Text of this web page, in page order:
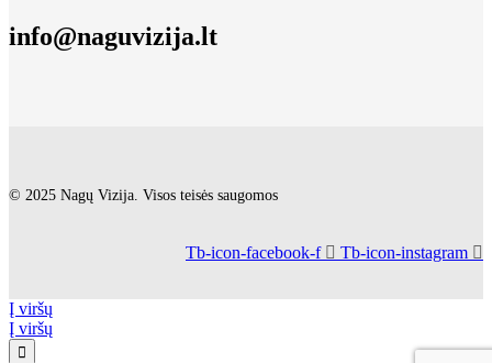
info@naguvizija.lt
© 2025 Nagų Vizija. Visos teisės saugomos
Tb-icon-facebook-f Tb-icon-instagram
Į viršų
Į viršų